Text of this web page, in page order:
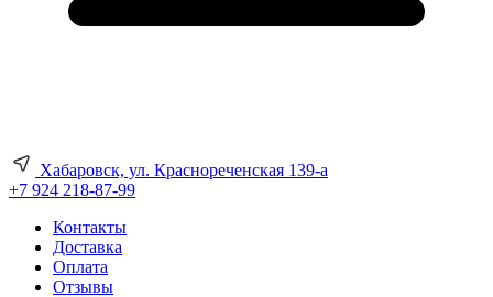
Хабаровск, ул. Краснореченская 139-а
+7 924 218-87-99
Контакты
Доставка
Оплата
Отзывы